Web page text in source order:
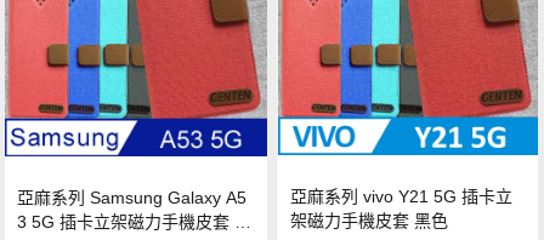
亞麻系列 Samsung Galaxy A5
3 5G 插卡立架磁力手機皮套 藍
亞麻系列 vivo Y21 5G 插卡立
架磁力手機皮套 黑色